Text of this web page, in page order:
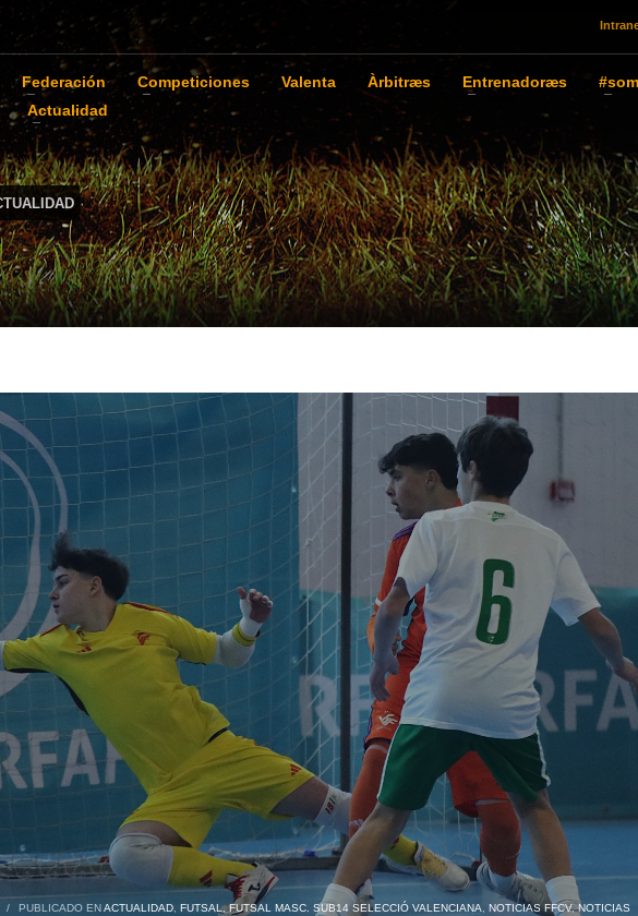
Federación Competiciones Valenta Àrbitræs Entrenadoræs
Actualidad
/ PUBLICADO EN ACTUALIDAD, FUTSAL,FUTSAL MASC. SUB14 SELECCIÓ VALENCIANA, NOTICIAS FFCV,NOTICIAS